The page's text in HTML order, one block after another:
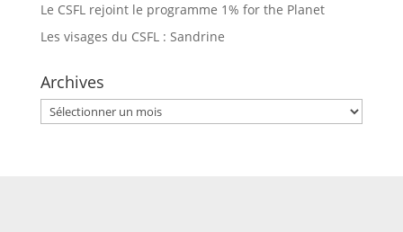
Le CSFL rejoint le programme 1% for the Planet
Les visages du CSFL : Sandrine
Archives
Archives